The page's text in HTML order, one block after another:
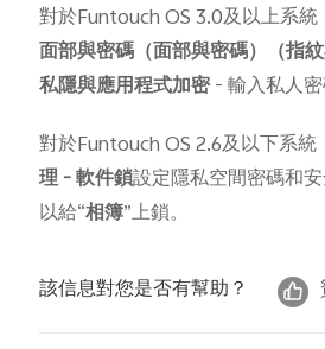
Select
對於Funtouch OS 3.0及以上系統
面部與密碼（面部與密碼）（指
私隱與應用程式加密- 輸入私人
對於Funtouch OS 2.6及以下系統
理-軟件鎖設定隱私空間密碼和
以給“相簿”上鎖。
該信息對您是否有幫助？